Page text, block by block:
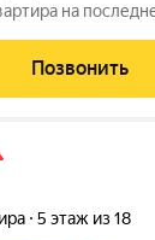
на
или
Позвонить
5 этаж из 18